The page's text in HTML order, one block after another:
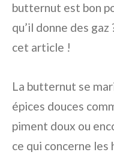
butternut est bon
qu’il donne des
cet article !
La butternut se
épices douces
piment doux ou
ce qui concerne